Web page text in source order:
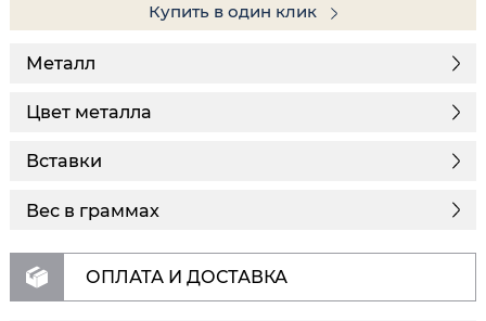
Купить в один клик
Металл
Цвет металла
Вставки
Вес в граммах
ОПЛАТА И ДОСТАВКА